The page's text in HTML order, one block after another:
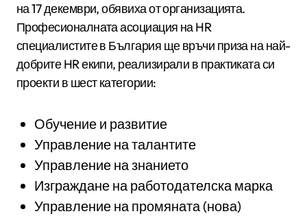
на 17 декември, обявиха от организацията.
Професионалната асоциация на HR
специалистите в България ще връчи приза на най-
добрите HR екипи, реализирали в практиката си
проекти в шест категории:
Обучение и развитие
Управление на талантите
Управление на знанието
Изграждане на работодателска марка
Управление на промяната (нова)